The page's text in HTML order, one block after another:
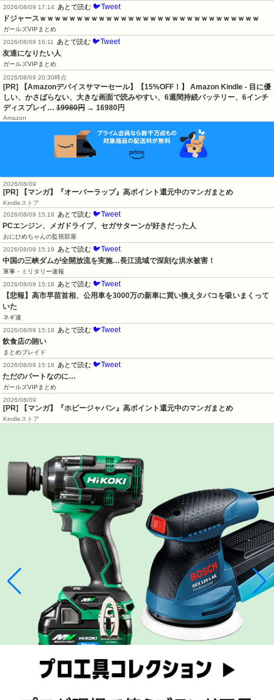
2026/08/09 17:14 あとで読む 🐦Tweet
ドジャースｗｗｗｗｗｗｗｗｗｗｗｗｗｗｗｗｗｗｗｗｗｗｗｗｗｗｗｗｗｗ
ガールズVIPまとめ
2026/08/09 16:11
あとで読む 🐦Tweet
友達になりたい人
ガールズVIPまとめ
2026/08/09 20:30時点
[PR] 【Amazonデバイスサマーセール】【15%OFF！】 Amazon Kindle - 目に優
しい、かさばらない、大きな画面で読みやすい、6週間持続バッテリー、6インチ
ディスプレイ… 19980円 → 16980円
Amazon
2026/08/09
[PR] 【マンガ】『オーバーラップ』高ポイント還元中のマンガまとめ
Kindleストア
2026/08/09 15:19
あとで読む 🐦Tweet
PCエンジン、メガドライブ、セガサターンが好きだった人
おにひめちゃんの監視部屋
2026/08/09 15:19
あとで読む 🐦Tweet
中国の三峡ダムが全開放流を実施…長江流域で深刻な洪水被害！
軍事・ミリタリー速報
2026/08/09 15:18
あとで読む 🐦Tweet
【悲報】高市早苗首相、公用車を3000万の新車に買い換えタバコを吸いまくって
いた
ネギ速
2026/08/09 15:18
あとで読む 🐦Tweet
飲食店の賄い
まとめブレイド
2026/08/09 15:18
あとで読む 🐦Tweet
ただのパートなのに…
ガールズVIPまとめ
2026/08/09
[PR] 【マンガ】『ホビージャパン』高ポイント還元中のマンガまとめ
Kindleストア